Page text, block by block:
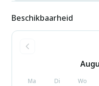
Beschikbaarheid
Ma Di Wo